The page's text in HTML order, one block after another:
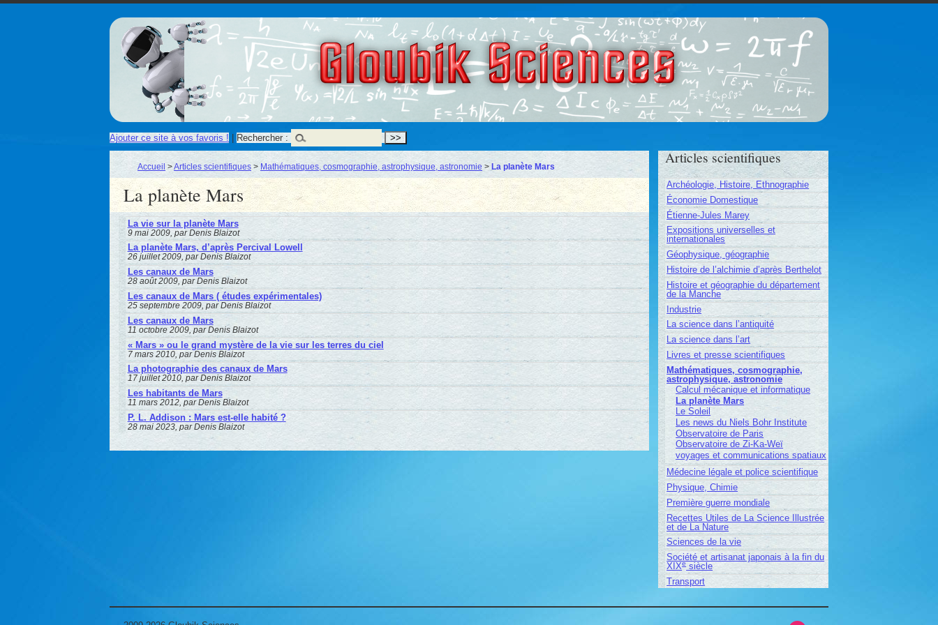
Gloubik Sciences
Ajouter ce site à vos favoris ! | Rechercher :
Accueil >Articles scientifiques > Mathématiques, cosmographie, astrophysique, astronomie > La planète Mars
La planète Mars
La vie sur la planète Mars
9 mai 2009, par Denis Blaizot
La planète Mars, d’après Percival Lowell
26 juillet 2009, par Denis Blaizot
Les canaux de Mars
28 août 2009, par Denis Blaizot
Les canaux de Mars ( études expérimentales)
25 septembre 2009, par Denis Blaizot
Les canaux de Mars
11 octobre 2009, par Denis Blaizot
« Mars » ou le grand mystère de la vie sur les terres du ciel
7 mars 2010, par Denis Blaizot
La photographie des canaux de Mars
17 juillet 2010, par Denis Blaizot
Les habitants de Mars
11 mars 2012, par Denis Blaizot
P. L. Addison : Mars est-elle habité ?
28 mai 2023, par Denis Blaizot
Articles scientifiques
Archéologie, Histoire, Ethnographie
Économie Domestique
Étienne-Jules Marey
Expositions universelles et
internationales
Géophysique, géographie
Histoire de l’alchimie d’après Berthelot
Histoire et géographie du département
de la Manche
Industrie
La science dans l’antiquité
La science dans l’art
Livres et presse scientifiques
Mathématiques, cosmographie,
astrophysique, astronomie
Calcul mécanique et informatique
La planète Mars
Le Soleil
Les news du Niels Bohr Institute
Observatoire de Paris
Observatoire de Zi-Ka-Weï
voyages et communications spatiaux
Médecine légale et police scientifique
Physique, Chimie
Première guerre mondiale
Recettes Utiles de La Science Illustrée
et de La Nature
Sciences de la vie
Société et artisanat japonais à la fin du
XIXe siècle
Transport